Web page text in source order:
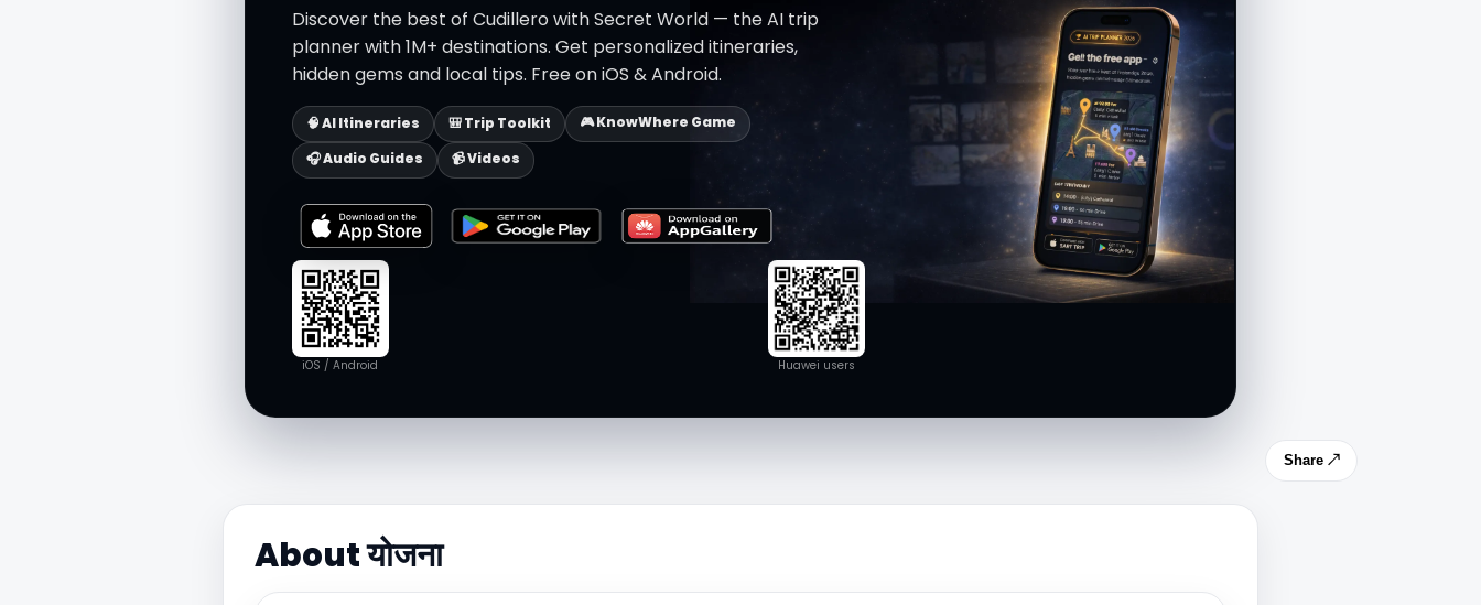
Discover the best of Cudillero with Secret World — the AI trip
planner with 1M+ destinations. Get personalized itineraries,
hidden gems and local tips. Free on iOS & Android.
🧠 AI Itineraries 🎒 Trip Toolkit
🎮 KnowWhere Game
🎧 Audio Guides
📹 Videos
iOS / Android Huawei users
Share ↗
About योजना